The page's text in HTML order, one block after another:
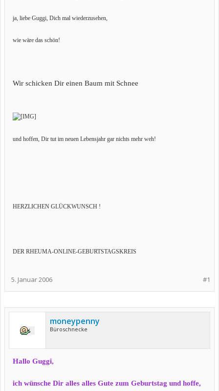
ja, liebe Guggi, Dich mal wiederzusehen,
wie wäre das schön!
Wir schicken Dir einen Baum mit Schnee
und hoffen, Dir tut im neuen Lebensjahr gar nichts mehr weh!
HERZLICHEN GLÜCKWUNSCH !
DER RHEUMA-ONLINE-GEBURTSTAGSKREIS
#1
5. Januar 2006
moneypenny
Büroschnecke
Hallo Guggi,
ich wünsche Dir alles alles Gute zum Geburtstag und hoffe,